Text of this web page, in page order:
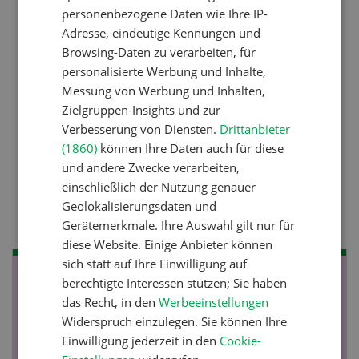
Zwischenfrucht
Betriebsführung
Kein Dauergarten ohne
Bewilligung
Pflanzenbau
Raufutter aus dem Sack
NOV
19 -
JAN
28
personenbezogene Daten wie Ihre IP-
Adresse, eindeutige Kennungen und
Browsing-Daten zu verarbeiten, für
personalisierte Werbung und Inhalte,
Messung von Werbung und Inhalten,
Zielgruppen-Insights und zur
Verbesserung von Diensten. Drittanbieter
(1860) können Ihre Daten auch für diese
und andere Zwecke verarbeiten,
einschließlich der Nutzung genauer
Geolokalisierungsdaten und
Gerätemerkmale. Ihre Auswahl gilt nur für
diese Website. Einige Anbieter können
sich statt auf Ihre Einwilligung auf
berechtigte Interessen stützen; Sie haben
das Recht, in denWerbeeinstellungen
Widerspruch einzulegen. Sie können Ihre
Einwilligung jederzeit in den Cookie-